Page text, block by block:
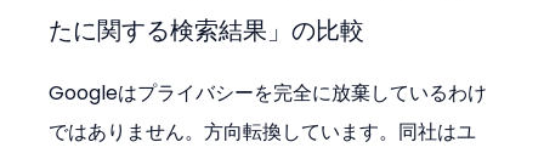
たに関する検索結果」の比較
Googleはプライバシーを完全に放棄しているわけ
ではありません。方向転換しています。同社はユ